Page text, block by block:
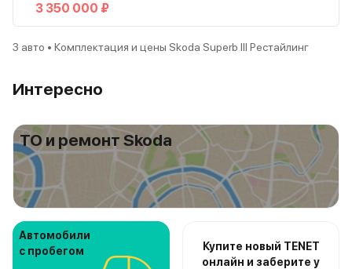
3 350 000 ₽
3 авто • Комплектация и цены Skoda Superb III Рестайлинг
Интересно
ТО и ремонт Skoda
Автомобили
с пробегом
Купите новый TENET
онлайн и заберите у